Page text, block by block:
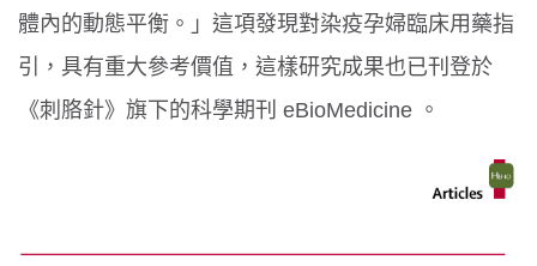
體內的動態平衡。」這項發現對染疫孕婦臨床用藥指
引，具有重大參考價值，這樣研究成果也已刊登於
《刺胳針》旗下的科學期刊 eBioMedicine 。